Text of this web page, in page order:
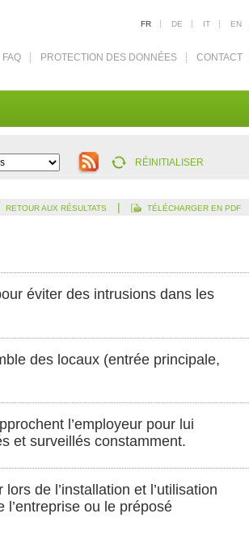
FR DE IT EN
FAQ PROTECTION DES DONNÉES CONTACT
RÉINITIALISER
RETOUR AUX RÉSULTATS | TÉLÉCHARGER EN PDF
éviter des intrusions dans les
des locaux (entrée principale,
l’employeur pour lui
et surveillés constamment.
de l’installation et l’utilisation
l’entreprise ou le préposé